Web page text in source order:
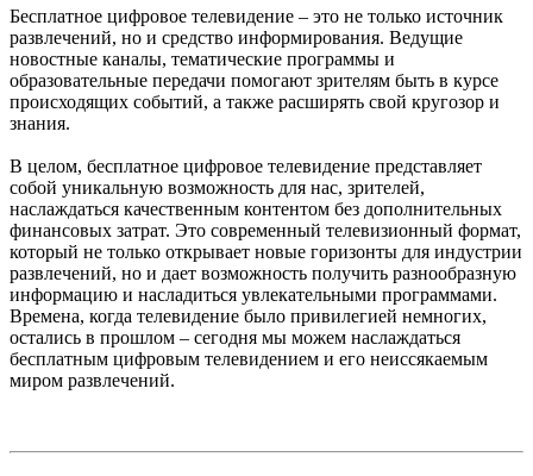
Бесплатное цифровое телевидение – это не только источник
развлечений, но и средство информирования. Ведущие
новостные каналы, тематические программы и
образовательные передачи помогают зрителям быть в курсе
происходящих событий, а также расширять свой кругозор и
знания.
В целом, бесплатное цифровое телевидение представляет
собой уникальную возможность для нас, зрителей,
наслаждаться качественным контентом без дополнительных
финансовых затрат. Это современный телевизионный формат,
который не только открывает новые горизонты для индустрии
развлечений, но и дает возможность получить разнообразную
информацию и насладиться увлекательными программами.
Времена, когда телевидение было привилегией немногих,
остались в прошлом – сегодня мы можем наслаждаться
бесплатным цифровым телевидением и его неиссякаемым
миром развлечений.